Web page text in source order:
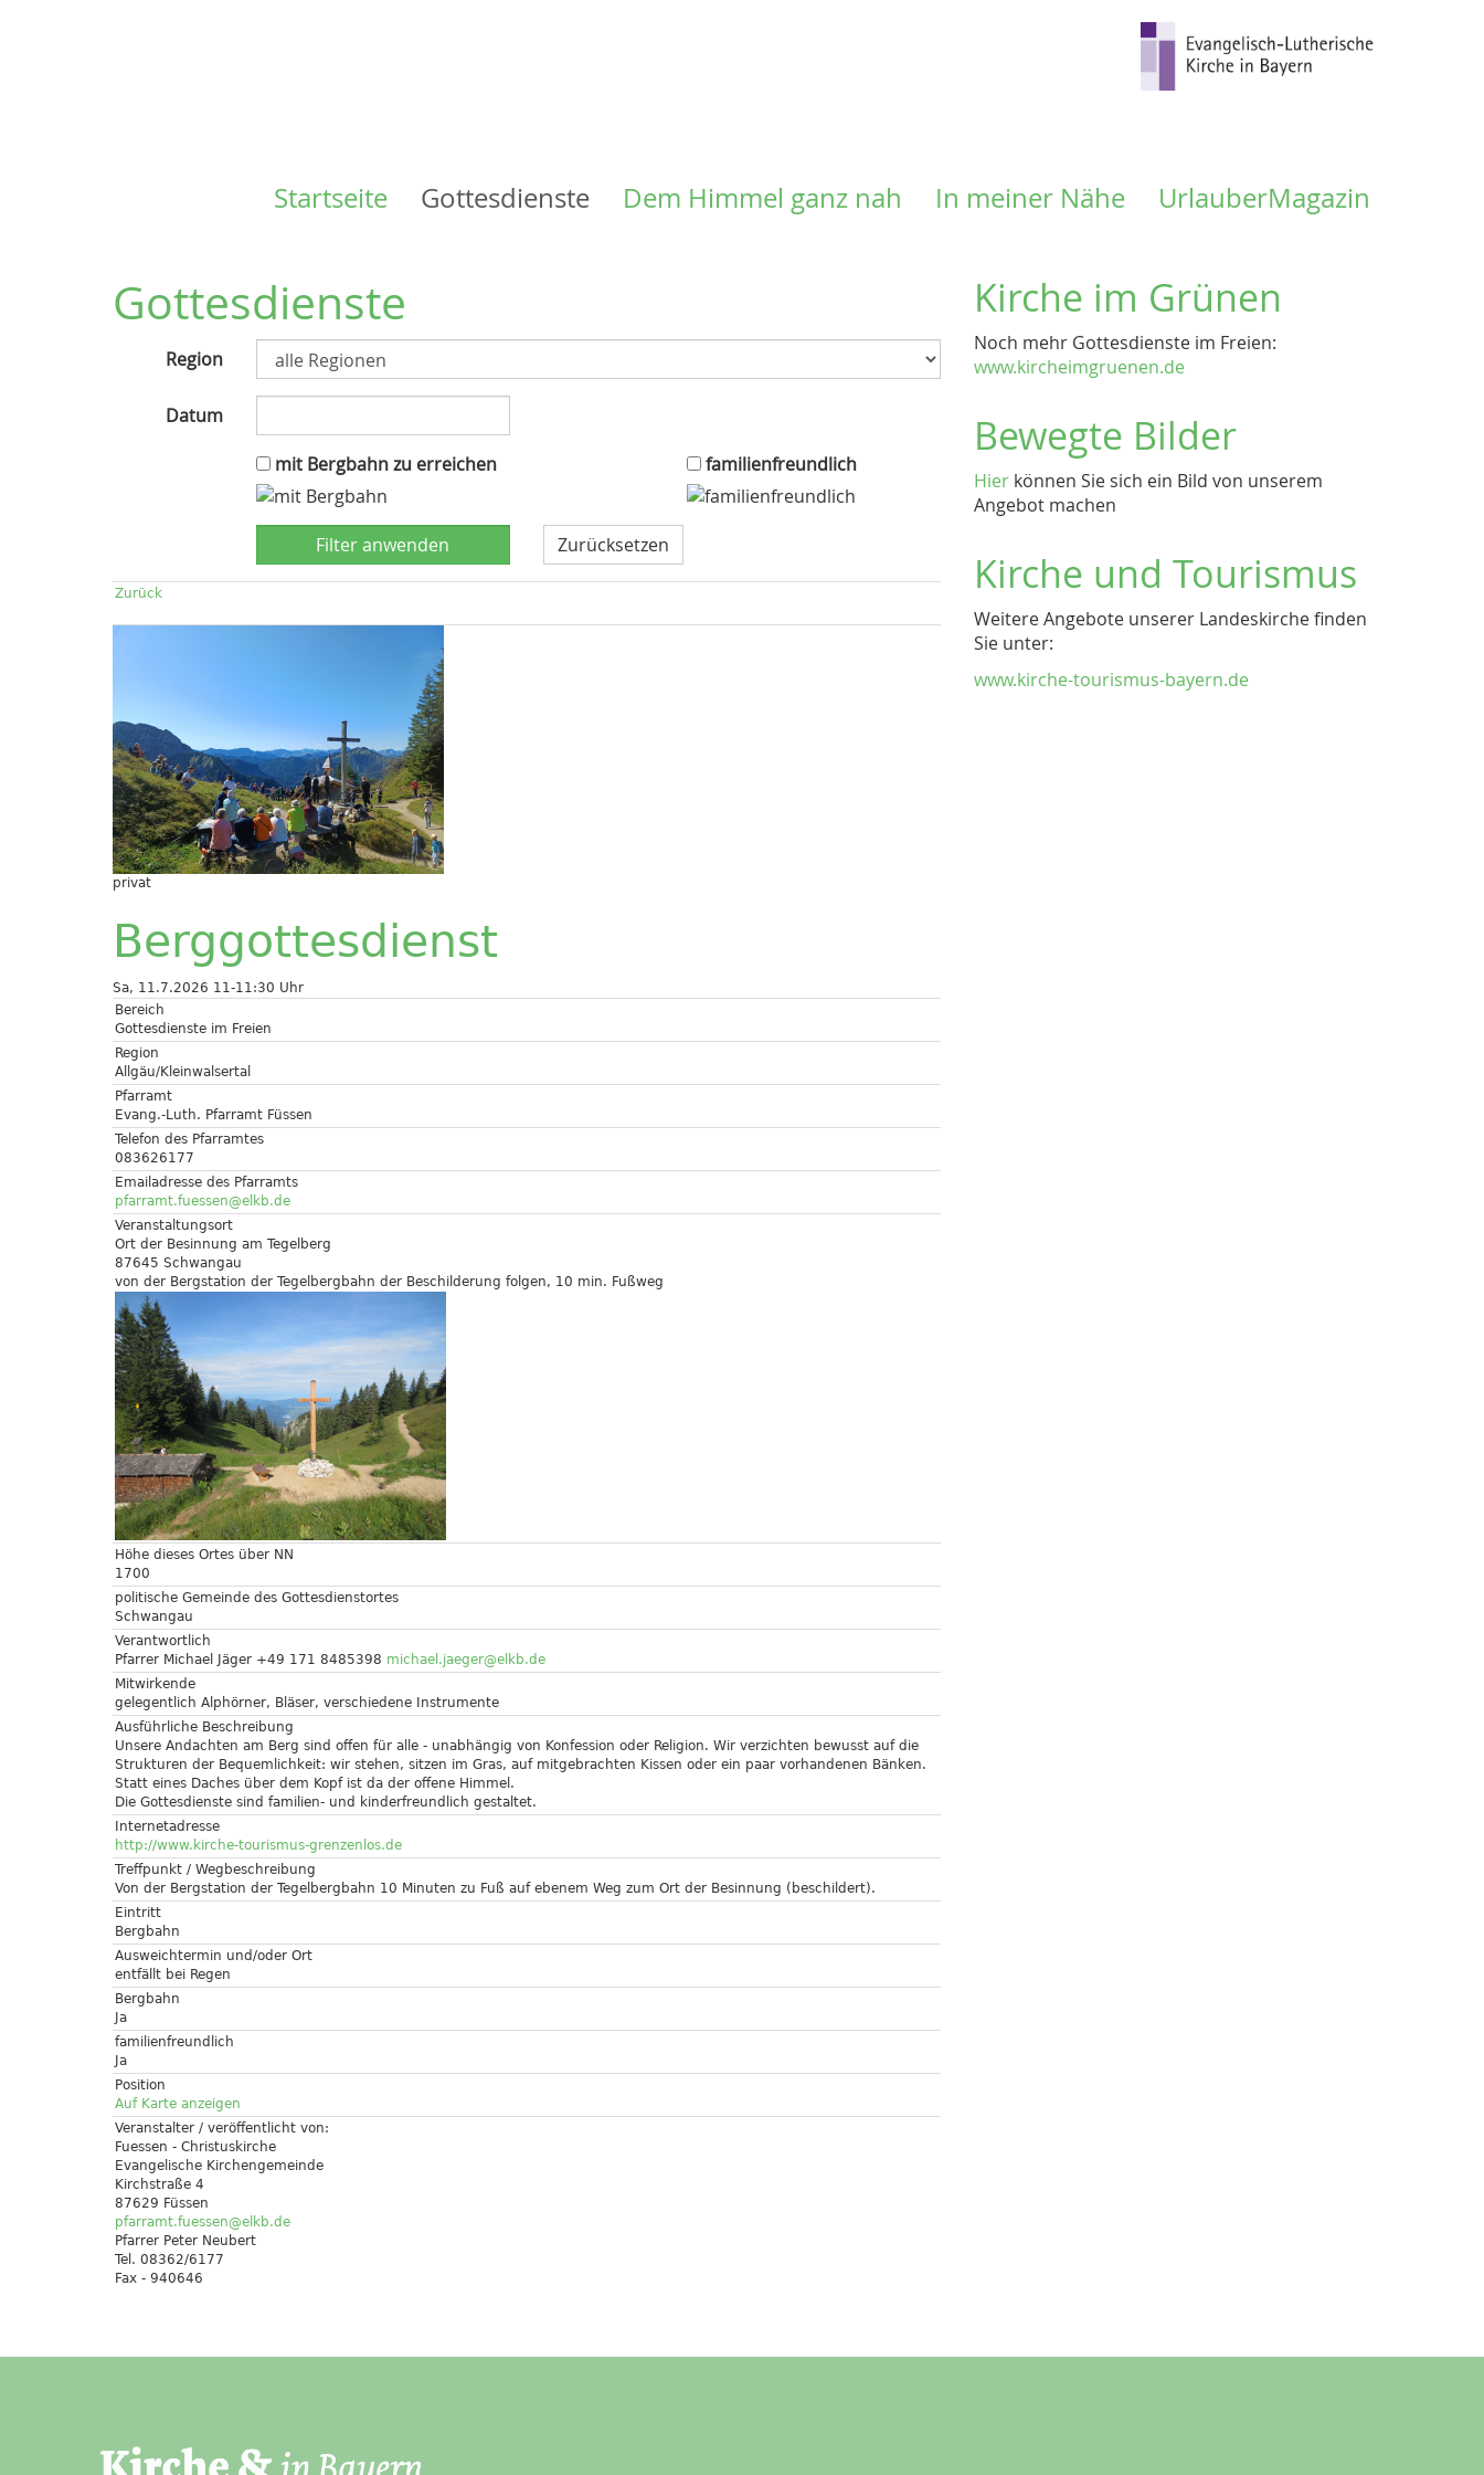
Startseite Gottesdienste Dem Himmel ganz nah In meiner Nähe UrlauberMagazin
Gottesdienste
Region
Datum
mit Bergbahn zu erreichen
familienfreundlich
Zurücksetzen
Zurück
privat
Berggottesdienst
Sa, 11.7.2026 11-11:30 Uhr
Bereich
Gottesdienste im Freien
Region
Allgäu/Kleinwalsertal
Pfarramt
Evang.-Luth. Pfarramt Füssen
Telefon des Pfarramtes
083626177
Emailadresse des Pfarramts
pfarramt.fuessen@elkb.de
Veranstaltungsort
Ort der Besinnung am Tegelberg
87645 Schwangau
von der Bergstation der Tegelbergbahn der Beschilderung folgen, 10 min. Fußweg
Höhe dieses Ortes über NN
1700
politische Gemeinde des Gottesdienstortes
Schwangau
Verantwortlich
Pfarrer Michael Jäger +49 171 8485398 michael.jaeger@elkb.de
Mitwirkende
gelegentlich Alphörner, Bläser, verschiedene Instrumente
Ausführliche Beschreibung
Unsere Andachten am Berg sind offen für alle - unabhängig von Konfession oder Religion. Wir verzichten bewusst auf die
Strukturen der Bequemlichkeit: wir stehen, sitzen im Gras, auf mitgebrachten Kissen oder ein paar vorhandenen Bänken.
Statt eines Daches über dem Kopf ist da der offene Himmel.
Die Gottesdienste sind familien- und kinderfreundlich gestaltet.
Internetadresse
http://www.kirche-tourismus-grenzenlos.de
Treffpunkt / Wegbeschreibung
Von der Bergstation der Tegelbergbahn 10 Minuten zu Fuß auf ebenem Weg zum Ort der Besinnung (beschildert).
Eintritt
Bergbahn
Ausweichtermin und/oder Ort
entfällt bei Regen
Bergbahn
Ja
familienfreundlich
Ja
Position
Auf Karte anzeigen
Veranstalter / veröffentlicht von:
Fuessen - Christuskirche
Evangelische Kirchengemeinde
Kirchstraße 4
87629 Füssen
pfarramt.fuessen@elkb.de
Pfarrer Peter Neubert
Tel. 08362/6177
Fax - 940646
Kirche im Grünen
Noch mehr Gottesdienste im Freien:
www.kircheimgruenen.de
Bewegte Bilder
Hier können Sie sich ein Bild von unserem
Angebot machen
Kirche und Tourismus
Weitere Angebote unserer Landeskirche finden
Sie unter:
www.kirche-tourismus-bayern.de